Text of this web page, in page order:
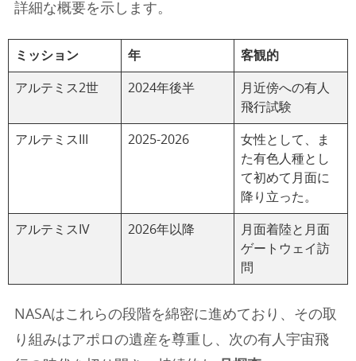
詳細な概要を示します。
ミッション 年 客観的
アルテミス2世 2024年後半
月近傍への有人
飛行試験
アルテミスIII 2025-2026
女性として、ま
た有色人種とし
て初めて月面に
降り立った。
アルテミスIV 2026年以降
月面着陸と月面
ゲートウェイ訪
問
NASAはこれらの段階を綿密に進めており、その取
り組みはアポロの遺産を尊重し、次の有人宇宙飛